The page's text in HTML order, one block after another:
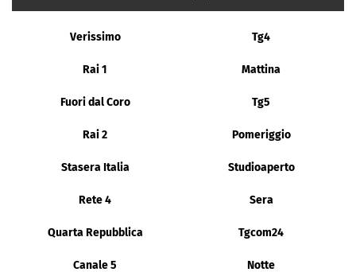
Verissimo Tg4
Rai 1 Mattina
Fuori dal Coro Tg5
Rai 2 Pomeriggio
Stasera Italia Studioaperto
Rete 4 Sera
Quarta Repubblica Tgcom24
Canale 5 Notte